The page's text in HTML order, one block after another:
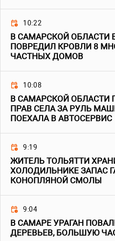
10:22
В САМАРСКОЙ ОБЛАСТИ
ПОВРЕДИЛ КРОВЛИ 8
ЧАСТНЫХ ДОМОВ
10:08
В САМАРСКОЙ ОБЛАСТИ
ПРАВ СЕЛА ЗА РУЛЬ
ПОЕХАЛА В АВТОСЕРВИС
9:19
ЖИТЕЛЬ ТОЛЬЯТТИ
ХОЛОДИЛЬНИКЕ ЗАПАС
КОНОПЛЯНОЙ СМОЛЫ
9:04
В САМАРЕ УРАГАН
ДЕРЕВЬЕВ, БОЛЬШУЮ